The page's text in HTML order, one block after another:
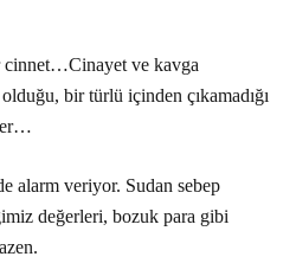
cinnet…Cinayet ve kavga
bir türlü içinden çıkamadığı
alarm veriyor. Sudan sebep
değerleri, bozuk para gibi